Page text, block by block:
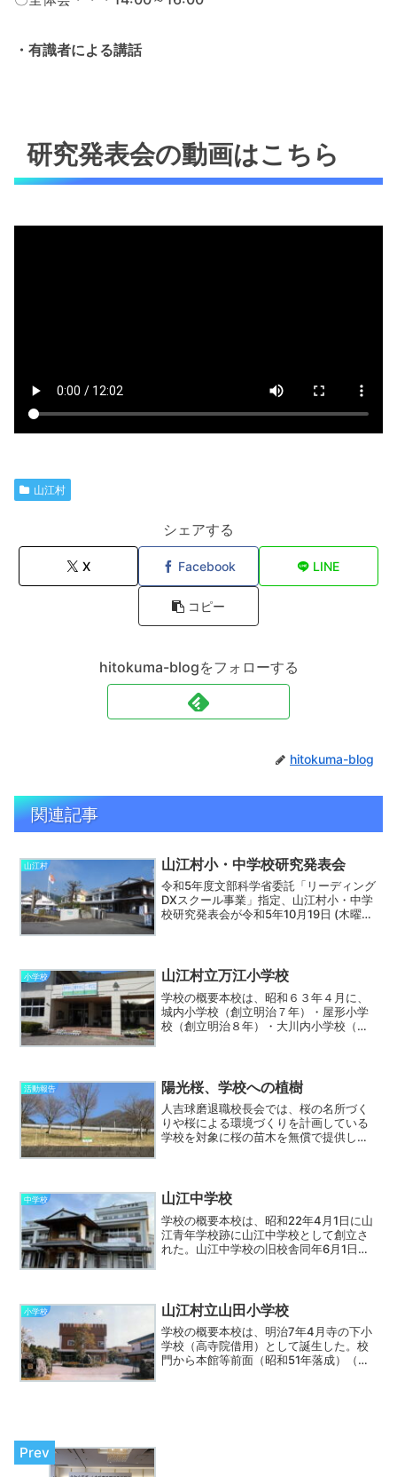
・有識者による講話
研究発表会の動画はこちら
山江村
シェアする
X Facebook LINE
コピー
hitokuma-blogをフォローする
hitokuma-blog
関連記事
山江村 山江村小・中学校研究発表会
令和5年度文部科学省委託「リーディング
DXスクール事業」指定、山江村小・中学
校研究発表会が令和5年10月19日 (木曜
協働的な...
小学校 山江村立万江小学校
学校の概要本校は、昭和６３年４月に、
城内小学校（創立明治７年）・屋形小学
校（創立明治８年）・大川内小学校（創
数70名、職員14...
活動報告 陽光桜、学校への植樹
人吉球磨退職校長会では、桜の名所づく
りや桜による環境づくりを計画している
学校を対象に桜の苗木を無償で提供し、
て始まりました。本年度...
中学校 山江中学校
学校の概要本校は、昭和22年4月1日に山
江青年学校跡に山江中学校として創立さ
れた。山江中学校の旧校舎同年6月1日に
た。また、給食室...
小学校 山江村立山田小学校
学校の概要本校は、明治7年4月寺の下小
学校（高寺院借用）として誕生した。校
門から本館等前面（昭和51年落成）（平